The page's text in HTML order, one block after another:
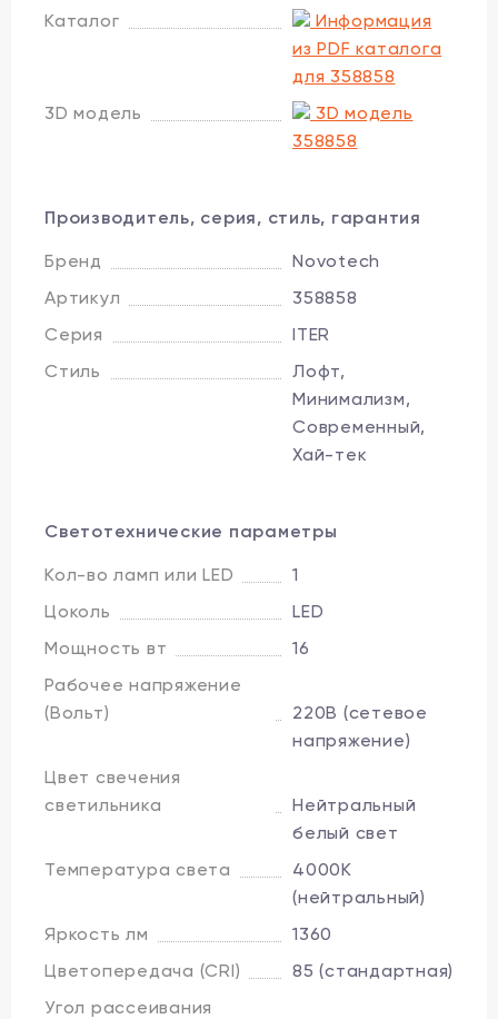
Каталог
Информация
из PDF каталога
для 358858
3D модель
3D модель
358858
Производитель, серия, стиль, гарантия
Бренд
Novotech
Артикул
358858
Серия
ITER
Стиль
Лофт,
Минимализм,
Современный,
Хай-тек
Светотехнические параметры
Кол-во ламп или LED
1
Цоколь
LED
Мощность вт
16
Рабочее напряжение
(Вольт)
220В (сетевое
напряжение)
Цвет свечения
светильника
Нейтральный
белый свет
Температура света
4000K
(нейтральный)
Яркость лм
1360
Цветопередача (CRI)
85 (стандартная)
Угол рассеивания